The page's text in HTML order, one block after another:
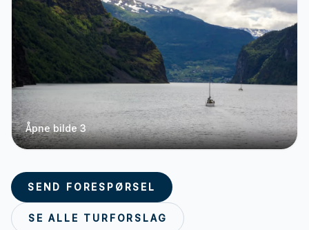
Åpne bilde 3
SEND FORESPØRSEL
SE ALLE TURFORSLAG